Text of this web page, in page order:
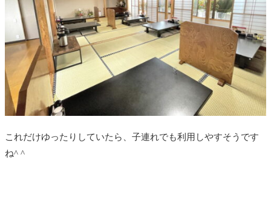
これだけゆったりしていたら、子連れでも利用しやすそうです
ね^ ^